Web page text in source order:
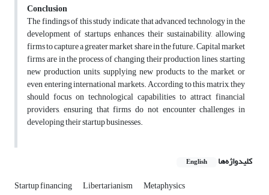
Conclusion
The findings of this study indicate that advanced technology in the
development of startups enhances their sustainability, allowing
firms to capture a greater market share in the future. Capital market
firms are in the process of changing their production lines, starting
new production units, supplying new products to the market, or
even entering international markets. According to this matrix, they
should focus on technological capabilities to attract financial
providers, ensuring that firms do not encounter challenges in
developing their startup businesses.
کلیدواژه‌ها English
Startup financing Libertarianism Metaphysics